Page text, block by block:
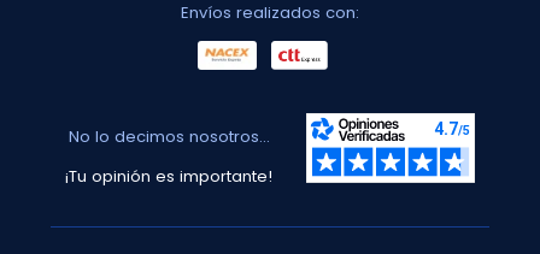
Envíos realizados con:
No lo decimos nosotros...
¡Tu opinión es importante!